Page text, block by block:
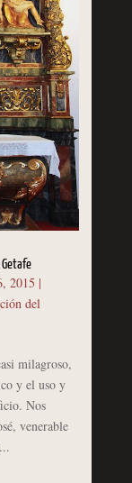
2015 |
del
milagroso,
y el uso y
Nos
venerable